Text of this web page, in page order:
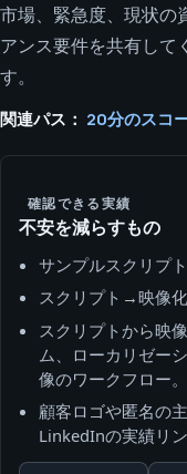
市場、緊急度、現状の
アンス要件を共有して
す。
関連パス： 20分のスコ
確認できる実績
不安を減らすもの
サンプルスクリプト
スクリプト→映像化
スクリプトから映
ム、ローカリゼー
像のワークフロー。
顧客ロゴや匿名の
LinkedInの実績リ